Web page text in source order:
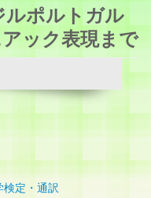
検索
ルポルトガル
ック表現まで
検定・通訳